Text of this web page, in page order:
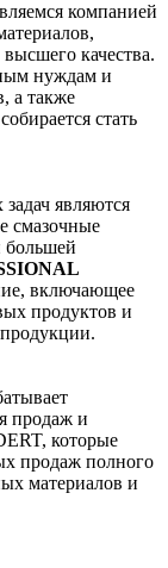
компанией
качества.
нуждам и
а также
стать
являются
смазочные
большей
включающее
продуктов и
продаж и
которые
продаж полного
материалов и